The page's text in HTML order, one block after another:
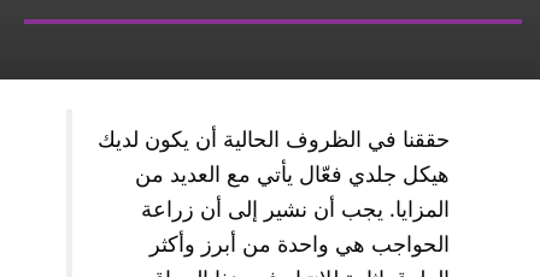
حققنا في الظروف الحالية أن يكون لديك
هيكل جلدي فعّال يأتي مع العديد من
المزايا. يجب أن نشير إلى أن زراعة
الحواجب هي واحدة من أبرز وأكثر